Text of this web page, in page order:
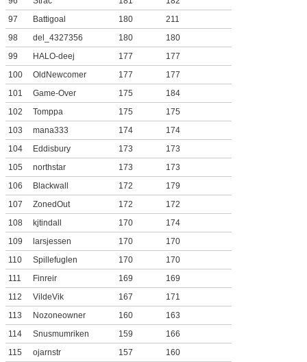
97
Battigoal 180
211
98
del_4327356 180
180
99
HALO-deej 177
177
100
OldNewcomer 177
177
101
Game-Over 175
184
102
Tomppa 175
175
103
mana333 174
174
104
Eddisbury 173
173
105
northstar 173
173
106
Blackwall 172
179
107
ZonedOut 172
172
108
kjtindall 170
174
109
larsjessen 170
170
110
Spillefuglen 170
170
111
Finreir 169
169
112
VildeVik 167
171
113
Nozoneowner 160
163
114
Snusmumriken 159
166
115
ojarnstr 157
160